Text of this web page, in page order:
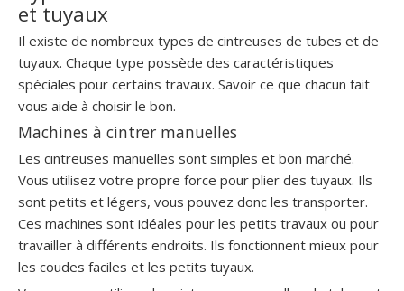
et tuyaux
Il existe de nombreux types de cintreuses de tubes et de
tuyaux. Chaque type possède des caractéristiques
spéciales pour certains travaux. Savoir ce que chacun fait
vous aide à choisir le bon.
Machines à cintrer manuelles
Les cintreuses manuelles sont simples et bon marché.
Vous utilisez votre propre force pour plier des tuyaux. Ils
sont petits et légers, vous pouvez donc les transporter.
Ces machines sont idéales pour les petits travaux ou pour
travailler à différents endroits. Ils fonctionnent mieux pour
les coudes faciles et les petits tuyaux.